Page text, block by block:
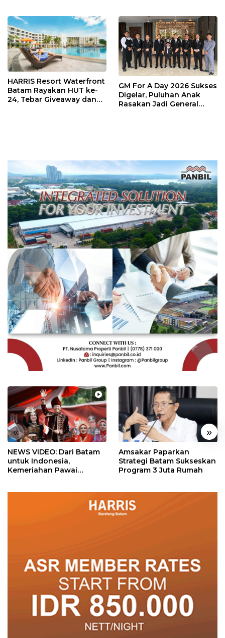
HARRIS Resort Waterfront
Batam Rayakan HUT ke-
24, Tebar Giveaway dan
GM For A Day 2026 Sukses
Digelar, Puluhan Anak
Rasakan Jadi General
« »
NEWS VIDEO: Dari Batam
untuk Indonesia,
Kemeriahan Pawai
Amsakar Paparkan
Strategi Batam Sukseskan
Program 3 Juta Rumah